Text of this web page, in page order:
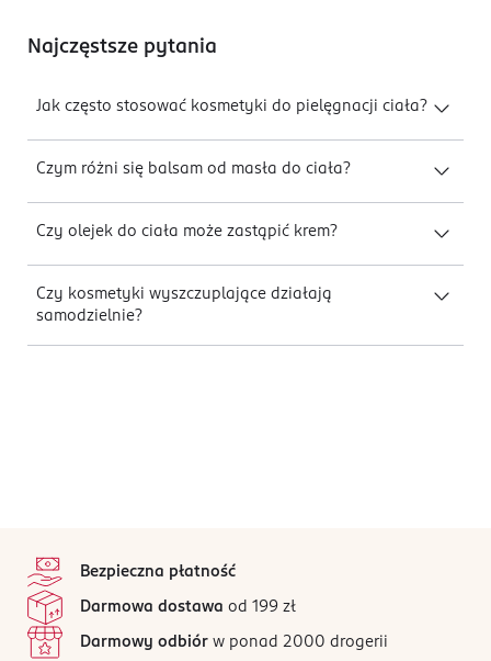
Najczęstsze pytania
Jak często stosować kosmetyki do pielęgnacji ciała?
Czym różni się balsam od masła do ciała?
Czy olejek do ciała może zastąpić krem?
Czy kosmetyki wyszczuplające działają
samodzielnie?
Bezpieczna płatność
Darmowa dostawa od 199 zł
Darmowy odbiór w ponad 2000 drogerii